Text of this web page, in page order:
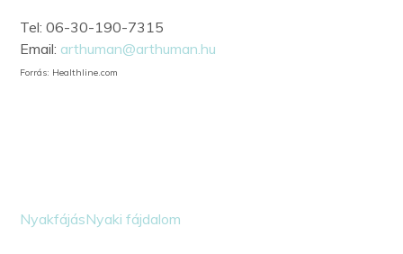
Tel: 06-30-190-7315
Email: arthuman@arthuman.hu
Forrás: Healthline.com
NyakfájásNyaki fájdalom